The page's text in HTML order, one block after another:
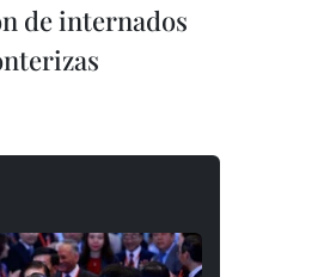
de internados